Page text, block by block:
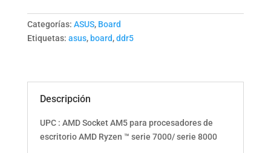
Categorías: ASUS, Board
Etiquetas: asus, board,ddr5
Descripción
UPC : AMD Socket AM5 para procesadores de
escritorio AMD Ryzen ™ serie 7000/ serie 8000